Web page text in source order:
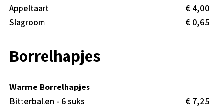
Appeltaart
€ 4,00
Slagroom
€ 0,65
Borrelhapjes
Warme Borrelhapjes
Bitterballen - 6 suks
€ 7,25